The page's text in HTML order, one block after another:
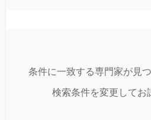
条件に一致する専門家が見
検索条件を変更してお